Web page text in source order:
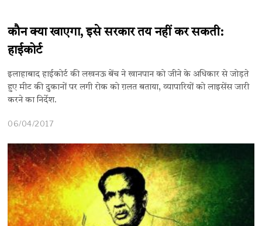
कौन क्या खाएगा, इसे सरकार तय नहीं कर सकती:
हाईकोर्ट
इलाहाबाद हाईकोर्ट की लखनऊ बेंच ने खानपान को जीने के अधिकार से जोड़ते
हुए मीट की दुकानों पर लगी रोक को ग़लत बताया, व्यापारियों को लाइसेंस जारी
करने का निर्देश.
06/04/2017